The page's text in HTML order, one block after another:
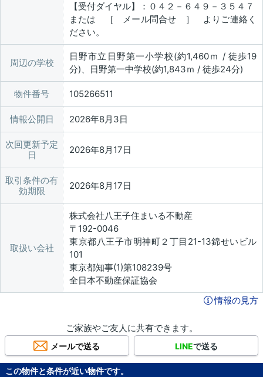
【受付ダイヤル】：０４２－６４９－３５４７
または ［ メール問合せ ］ よりご連絡く
ださい。
周辺の学校
日野市立日野第一小学校(約1,460ｍ / 徒歩19
分)、日野第一中学校(約1,843ｍ / 徒歩24分)
物件番号 105266511
情報公開日 2026年8月3日
次回更新予定
日
2026年8月17日
取引条件の有
効期限
2026年8月17日
取扱い会社
株式会社八王子住まいる不動産
〒192-0046
東京都八王子市明神町２丁目21-13錦せいビル
101
東京都知事(1)第108239号
全日本不動産保証協会
情報の見方
ご家族やご友人に共有できます。
メールで送る LINEで送る
この物件と条件が近い物件です。